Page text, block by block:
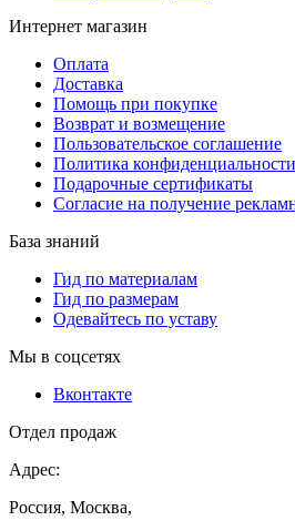
Интернет магазин
Оплата
Доставка
Помощь при покупке
Возврат и возмещение
Пользовательское соглашение
Политика конфиденциальности
Подарочные сертификаты
Согласие на получение
База знаний
Гид по материалам
Гид по размерам
Одевайтесь по уставу
Мы в соцсетях
Вконтакте
Отдел продаж
Адрес:
Россия, Москва,